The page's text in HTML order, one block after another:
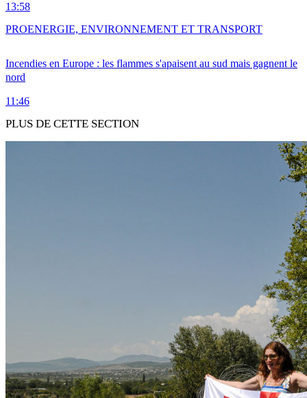
13:58
Incendies en Europe : les flammes s'apaisent au sud mais gagnent le
nord
11:46
PROENERGIE, ENVIRONNEMENT ET TRANSPORT
PLUS DE CETTE SECTION